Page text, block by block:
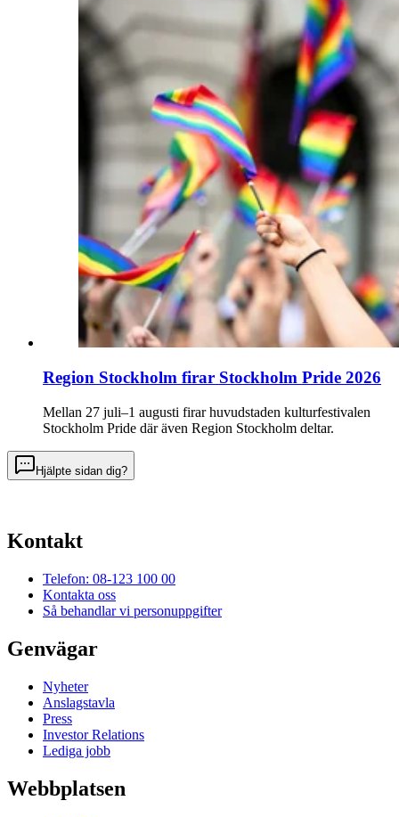
Region Stockholm firar Stockholm Pride 2026
Mellan 27 juli–1 augusti firar huvudstaden kulturfestivalen
Stockholm Pride där även Region Stockholm deltar.
Hjälpte sidan dig?
Kontakt
Telefon: 08-123 100 00
Kontakta oss
Så behandlar vi personuppgifter
Genvägar
Nyheter
Anslagstavla
Press
Investor Relations
Lediga jobb
Webbplatsen